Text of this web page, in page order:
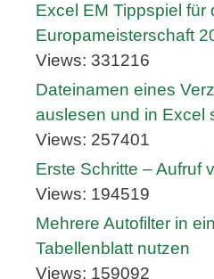
Excel EM Tippspiel für
Europameisterschaft
Views: 331216
Dateinamen eines
auslesen und in Excel
Views: 257401
Erste Schritte – Aufruf
Views: 194519
Mehrere Autofilter in
Tabellenblatt nutzen
Views: 159092